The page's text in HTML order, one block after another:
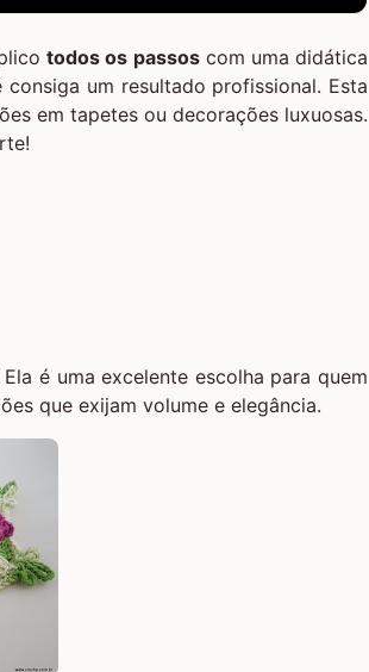
todos os passoscom uma didática
um resultado profissional. Esta
em tapetes ou decorações luxuosas.
é uma excelente escolha para quem
que exijam volume e elegância.